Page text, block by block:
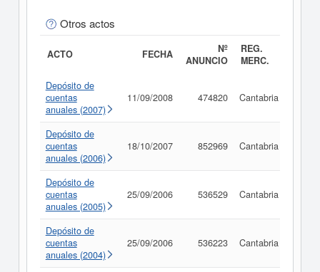
Otros actos
ACTO FECHA
Nº
ANUNCIO
REG.
MERC.
Depósito de
cuentas
anuales (2007)
11/09/2008 474820 Cantabria
Depósito de
cuentas
anuales (2006)
18/10/2007 852969 Cantabria
Depósito de
cuentas
anuales (2005)
25/09/2006 536529 Cantabria
Depósito de
cuentas
anuales (2004)
25/09/2006 536223 Cantabria